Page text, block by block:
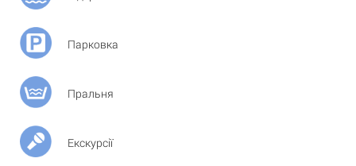
Парковка
Пральня
Екскурсії